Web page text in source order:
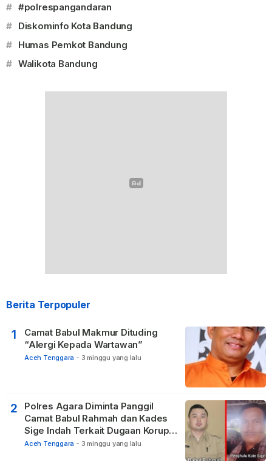
# #polrespangandaran
# Diskominfo Kota Bandung
# Humas Pemkot Bandung
# Walikota Bandung
Berita Terpopuler
1
Camat Babul Makmur Dituding
“Alergi Kepada Wartawan”
Aceh Tenggara - 3 minggu yang lalu
2
Polres Agara Diminta Panggil
Camat Babul Rahmah dan Kades
Sige Indah Terkait Dugaan Korupsi
Dana Desa
Aceh Tenggara - 3 minggu yang lalu